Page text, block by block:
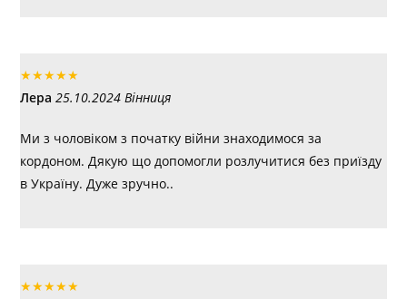
★★★★★
Лера 25.10.2024 Вінниця
Ми з чоловіком з початку війни знаходимося за
кордоном. Дякую що допомогли розлучитися без приїзду
в Україну. Дуже зручно..
★★★★★